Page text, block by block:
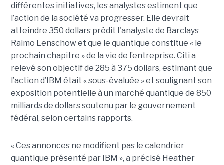
différentes initiatives, les analystes estiment que
l’action de la société va progresser. Elle devrait
atteindre 350 dollars prédit l'analyste de Barclays
Raimo Lenschow et que le quantique constitue « le
prochain chapitre » de la vie de l’entreprise. Citi a
relevé son objectif de 285 à 375 dollars, estimant que
l’action d’IBM était « sous-évaluée » et soulignant son
exposition potentielle à un marché quantique de 850
milliards de dollars soutenu par le gouvernement
fédéral, selon certains rapports.
« Ces annonces ne modifient pas le calendrier
quantique présenté par IBM », a précisé Heather